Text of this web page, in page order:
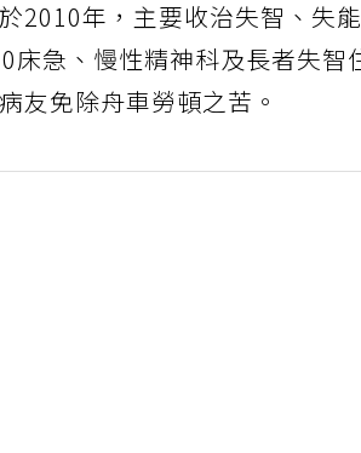
2010年，主要收治失智、失
床急、慢性精神科及長者失
友免除舟車勞頓之苦。